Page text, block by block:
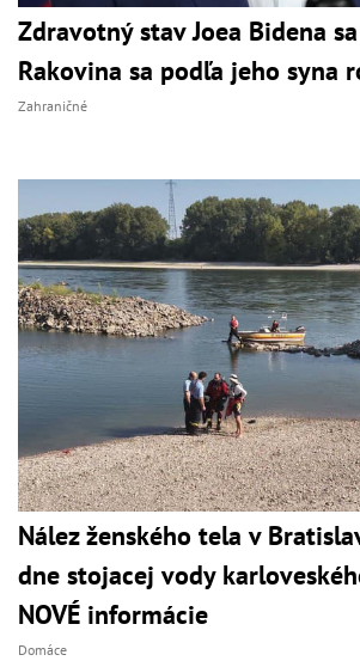
Zdravotný stav Joea Bidena
Rakovina sa podľa jeho syna
Zahraničné
Nález ženského tela v
dne stojacej vody
NOVÉ informácie
Domáce